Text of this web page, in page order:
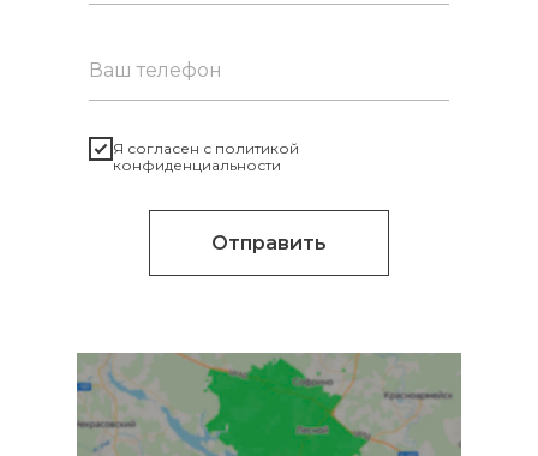
Я согласен с политикой
конфиденциальности
Отправить